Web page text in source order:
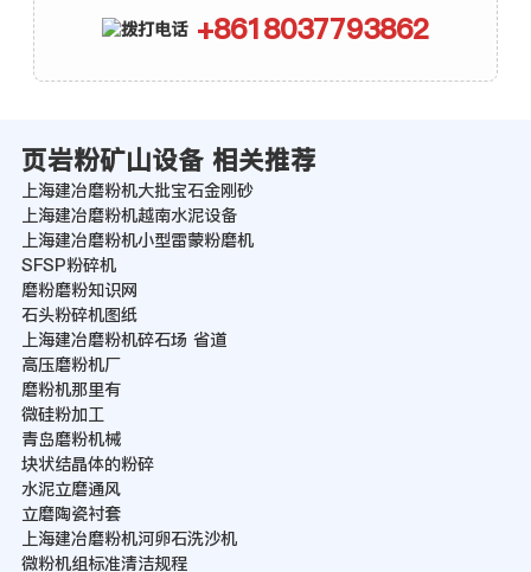
+8618037793862
页岩粉矿山设备 相关推荐
上海建冶磨粉机大批宝石金刚砂
上海建冶磨粉机越南水泥设备
上海建冶磨粉机小型雷蒙粉磨机
SFSP粉碎机
磨粉磨粉知识网
石头粉碎机图纸
上海建冶磨粉机碎石场 省道
高压磨粉机厂
磨粉机那里有
微硅粉加工
青岛磨粉机械
块状结晶体的粉碎
水泥立磨通风
立磨陶瓷衬套
上海建冶磨粉机河卵石洗沙机
微粉机组标准清洁规程